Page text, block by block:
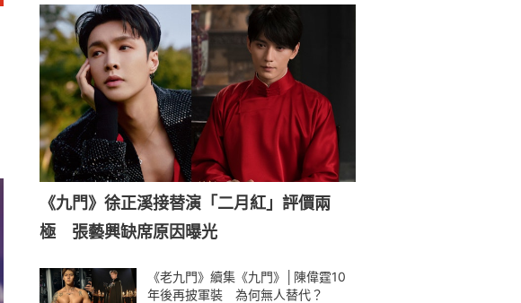
《九門》徐正溪接替演「二月紅」評價兩
極 張藝興缺席原因曝光
《老九門》續集《九門》│陳偉霆10
年後再披軍裝 為何無人替代？